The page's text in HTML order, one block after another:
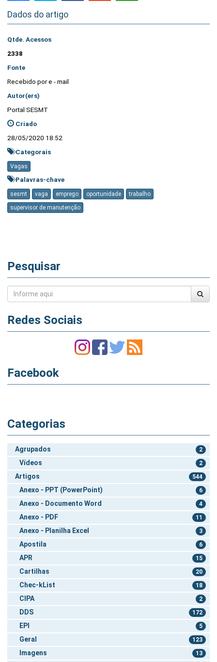
Dados do artigo
Qtde. Acessos
2338
Fonte
Recebido por e - mail
Autor(ers)
Portal SESMT
Criado
28/05/2020 18:52
Categorais
Vagas
Palavras-chave
sesmt vaga emprego oportunidade
trabalho
supervisor de manutenção
Pesquisar
Redes Sociais
Facebook
Categorias
Agrupados 2
Vídeos 2
Artigos 544
Anexo - PPT (PowerPoint) 6
Anexo - Documento Word 4
Anexo - PDF 11
Anexo - Planilha Excel 3
Apostila 6
APR 15
Cartilhas 20
Chec-kList 18
CIPA 2
DDS 172
EPI 5
Geral 123
Imagens 13